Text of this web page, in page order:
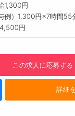
ライベートとメリハリ
きやすい環境
ッカー完備
員用無料駐車場完備！
服：上着のみ貸与
1,300円
例）1,300円×7時間55
円
この求人に応募する
詳細